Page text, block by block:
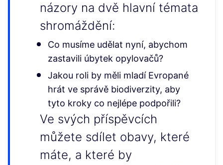
názory na dvě hlavní témata
shromáždění:
Co musíme udělat nyní, abychom
zastavili úbytek opylovačů?
Jakou roli by měli mladí Evropané
hrát ve správě biodiverzity, aby
tyto kroky co nejlépe podpořili?
Ve svých příspěvcích
můžete sdílet obavy, které
máte, a které by